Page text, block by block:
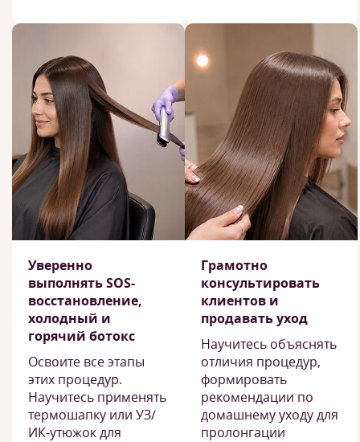
Уверенно
выполнять SOS-
восстановление,
холодный и
горячий ботокс
Освоите все этапы
этих процедур.
Научитесь применять
термошапку или УЗ/
ИК-утюжок для
Грамотно
консультировать
клиентов и
продавать уход
Научитесь объяснять
отличия процедур,
формировать
рекомендации по
домашнему уходу для
пролонгации